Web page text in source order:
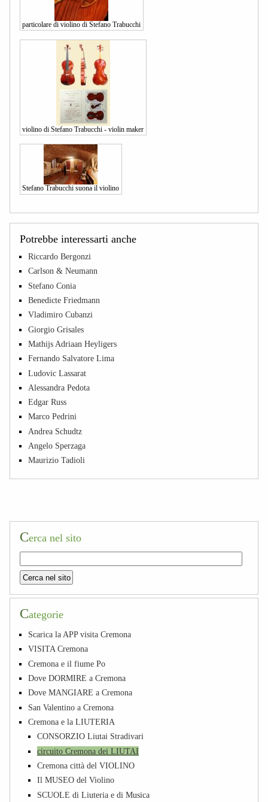
particolare di violino di Stefano Trabucchi
violino di Stefano Trabucchi - violin maker
Stefano Trabucchi suona il violino
Potrebbe interessarti anche
Riccardo Bergonzi
Carlson & Neumann
Stefano Conia
Benedicte Friedmann
Vladimiro Cubanzi
Giorgio Grisales
Mathijs Adriaan Heyligers
Fernando Salvatore Lima
Ludovic Lassarat
Alessandra Pedota
Edgar Russ
Marco Pedrini
Andrea Schudtz
Angelo Sperzaga
Maurizio Tadioli
Cerca nel sito
Categorie
Scarica la APP visita Cremona
VISITA Cremona
Cremona e il fiume Po
Dove DORMIRE a Cremona
Dove MANGIARE a Cremona
San Valentino a Cremona
Cremona e la LIUTERIA
CONSORZIO Liutai Stradivari
circuito Cremona dei LIUTAI
Cremona città del VIOLINO
Il MUSEO del Violino
SCUOLE di Liuteria e di Musica